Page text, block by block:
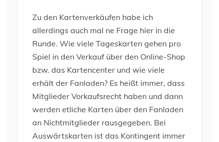
Zu den Kartenverkäufen habe ich
allerdings auch mal ne Frage hier in die
Runde. Wie viele Tageskarten gehen pro
Spiel in den Verkauf über den Online-Shop
bzw. das Kartencenter und wie viele
erhält der Fanladen? Es heißt immer, dass
Mitglieder Vorkaufsrecht haben und dann
werden etliche Karten über den Fanladen
an Nichtmitglieder rausgegeben. Bei
Auswärtskarten ist das Kontingent immer